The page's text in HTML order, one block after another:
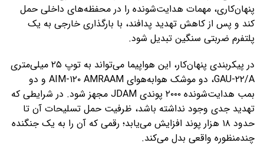
پنهان‌کاری، مهمات هدایت‌شونده را در محفظه‌های داخلی حمل
کند و پس از کاهش تهدید پدافند، با بارگذاری خارجی به یک
پلتفرم ضربتی سنگین تبدیل شود.
در پیکربندی پنهان‌کار، این هواپیما می‌تواند به توپ ۲۵ میلی‌متری
GAU-۲۲/A، دو موشک هوابه‌هوای AIM-۱۲۰ AMRAAM و دو
بمب هدایت‌شونده ۲۰۰۰ پوندی JDAM مجهز شود. در شرایطی که
تهدید جدی وجود نداشته باشد، ظرفیت حمل تسلیحات آن تا
حدود ۱۸ هزار پوند افزایش می‌یابد؛ رقمی که آن را به یک جنگنده
چندمنظوره واقعی بدل می‌کند.